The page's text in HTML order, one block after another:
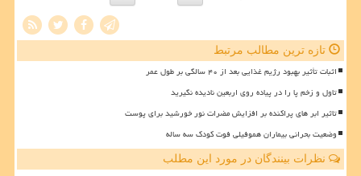
تازه ترین مطالب مرتبط
اثبات تأثیر بهبود رژیم غذایی بعد از ۴۰ سالگی بر طول عمر
تاول و زخم پا را در پیاده روی اربعین نادیده نگیرید
تاثیر ابر های پراکنده بر افزایش مضرات نور خورشید برای پوست
وضعیت بحرانی بیماران هموفیلی فوت کودک سه ساله
نظرات بینندگان در مورد این مطلب